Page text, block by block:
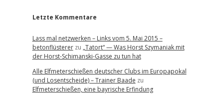
Letzte Kommentare
Lass mal netzwerken – Links vom 5. Mai 2015 –
betonflüstererzu „Tatort“ — Was Horst Szymaniak mit
der Horst-Schimanski-Gasse zu tun hat
Alle Elfmeterschießen deutscher Clubs im Europapokal
(und Losentscheide) – Trainer Baade zu
Elfmeterschießen, eine bayrische Erfindung